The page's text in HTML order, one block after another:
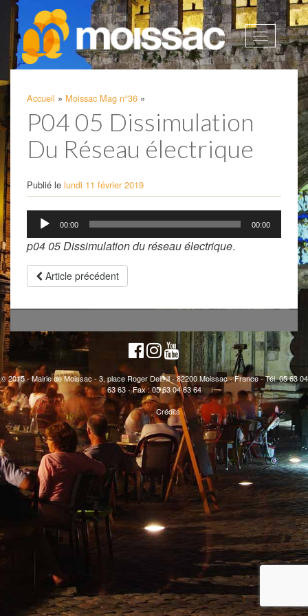
Afficher
la
Accueil » Moissac Mag n°36 »
P04 05 Dissimulation
Du Réseau électrique
Publié le lundi 11 février 2019
Lecteur
audio
00:00 00:00
p04 05 Dissimulation du réseau électrique.
Article précédent
© 2015 - Mairie de Moissac - 3, place Roger Delthil - 82200 Moissac - France - Tél. 05 63 04
63 63 - Fax : 05 63 04 63 64
Crédits